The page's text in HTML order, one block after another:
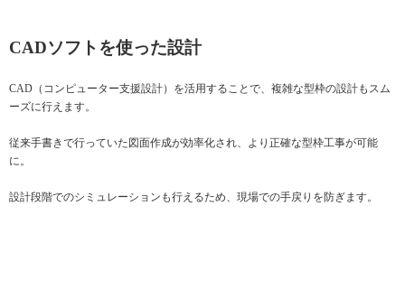
CADソフトを使った設計
CAD（コンピューター支援設計）を活用することで、複雑な型枠の設計もスム
ーズに行えます。
従来手書きで行っていた図面作成が効率化され、より正確な型枠工事が可能
に。
設計段階でのシミュレーションも行えるため、現場での手戻りを防ぎます。